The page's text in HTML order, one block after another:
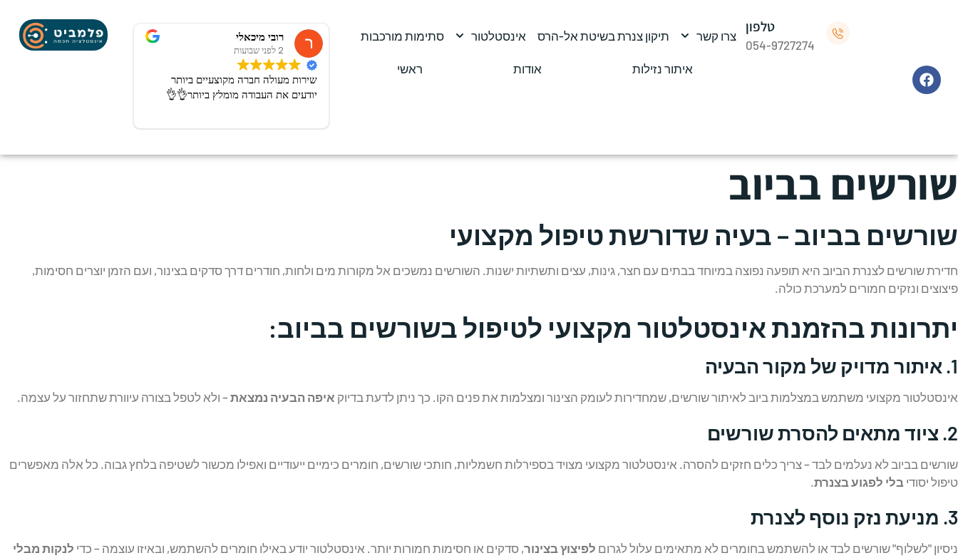
רובי מיכאלי
2 לפני שבועות
שירות מעולה חברה מקוצעיים ביותר
יודעים את העבודה מומלץ ביותר👌👌
צרו קשר תיקון צנרת בשיטת אל-הרס אינסטלטור סתימות מורכבות
איתור נזילות אודות ראשי
טלפון
054-9727274
Betty Smith
7 לפני חודשים
Great
שורשים בביוב
שורשים בביוב – בעיה שדורשת טיפול מקצועי
חדירת שורשים לצנרת הביוב היא תופעה נפוצה במיוחד בבתים עם חצר, גינות, עצים ותשתיות ישנות. השורשים נמשכים אל מקורות מים ולחות, חודרים דרך סדקים בצינור, ועם הזמן יוצרים חסימות,
פיצוצים ונזקים חמורים למערכת כולה.
יתרונות בהזמנת אינסטלטור מקצועי לטיפול בשורשים בביוב:
1. איתור מדויק של מקור הבעיה
אינסטלטור מקצועי משתמש במצלמות ביוב לאיתור שורשים, שמחדירות לעומק הצינור ומצלמות את פנים הקו. כך ניתן לדעת בדיוק איפה הבעיה נמצאת– ולא לטפל בצורה עיוורת שתחזור על עצמה.
2. ציוד מתאים להסרת שורשים
שורשים בביוב לא נעלמים לבד – צריך כלים חזקים להסרה. אינסטלטור מקצועי מצויד בספירלות חשמליות, חותכי שורשים, חומרים כימיים ייעודיים ואפילו מכשור לשטיפה בלחץ גבוה. כל אלה מאפשרים
טיפול יסודי בלי לפגוע בצנרת
3. מניעת נזק נוסף לצנרת
ניסיון "לשלוף" שורשים לבד או להשתמש בחומרים לא מתאימים עלול לגרום לפיצוץ בצינור, סדקים או חסימות חמורות יותר. אינסטלטור יודע באילו חומרים להשתמש, ובאיזו עוצמה – כדי לנקות מבלי